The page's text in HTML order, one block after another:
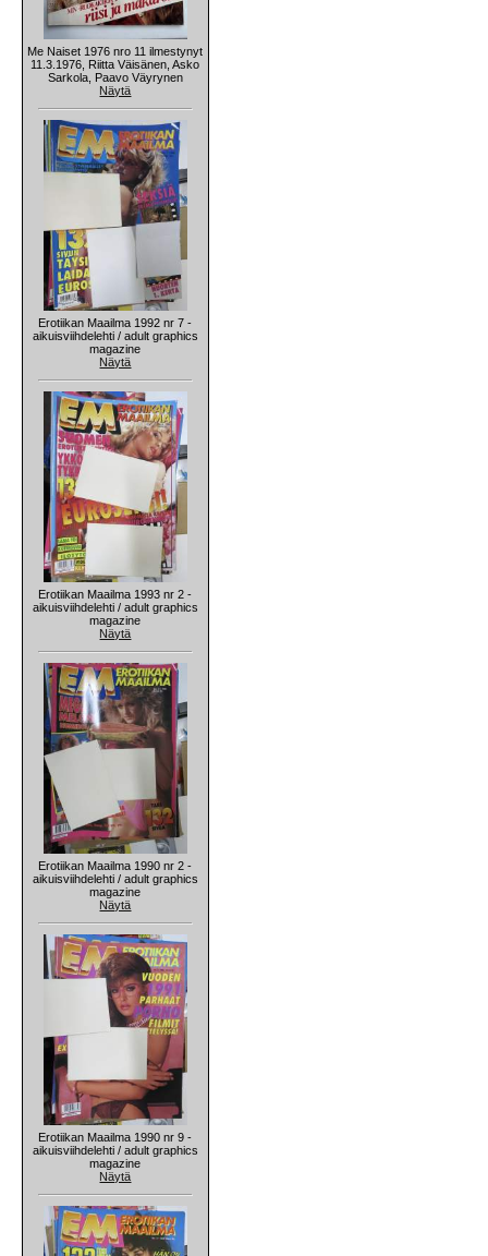
Me Naiset 1976 nro 11 ilmestynyt
11.3.1976, Riitta Väisänen, Asko
Sarkola, Paavo Väyrynen
Näytä
Erotiikan Maailma 1992 nr 7 -
aikuisviihdelehti / adult graphics
magazine
Näytä
Erotiikan Maailma 1993 nr 2 -
aikuisviihdelehti / adult graphics
magazine
Näytä
Erotiikan Maailma 1990 nr 2 -
aikuisviihdelehti / adult graphics
magazine
Näytä
Erotiikan Maailma 1990 nr 9 -
aikuisviihdelehti / adult graphics
magazine
Näytä